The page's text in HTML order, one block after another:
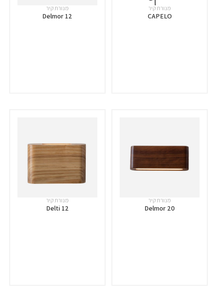
מנורת קיר
CAPELO
מנורת קיר
Delmor 12
מנורת קיר
Delmor 20
מנורת קיר
Delti 12